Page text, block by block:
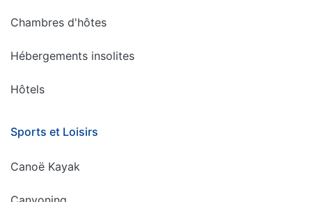
Chambres d'hôtes
Hébergements insolites
Hôtels
Sports et Loisirs
Canoë Kayak